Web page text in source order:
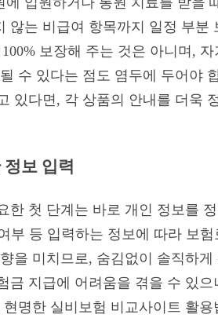
않는 비급여 항목까지 일정 부분
보장해 주는 것은 아니며,
수 있다는 점도 염두에 두어야
있다면, 각 상품의 안내를 더욱
보 입력
한 첫 단계는 바로 개인 정보를
부 등 입력하는 정보에 따라 보
을 미치므로, 숨김없이 솔직하
금 지급에 어려움을 겪을 수 있
명한 실비보험 비교사이트 활용